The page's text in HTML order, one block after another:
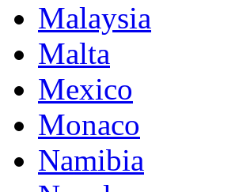
Malaysia
Malta
Mexico
Monaco
Namibia